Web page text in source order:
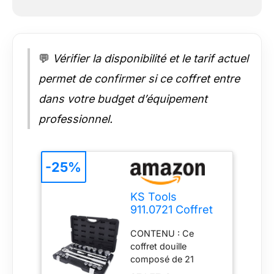
meilleure expérience
d'achat possible
💬 Vérifier la disponibilité et le tarif actuel
permet de confirmer si ce coffret entre
dans votre budget d’équipement
professionnel.
KS Tools
911.0721 Coffret
3/4'' - Malette
outils 21 pcs
CONTENU : Ce
coffret douille
composé de 21
pièces avec son
-25%